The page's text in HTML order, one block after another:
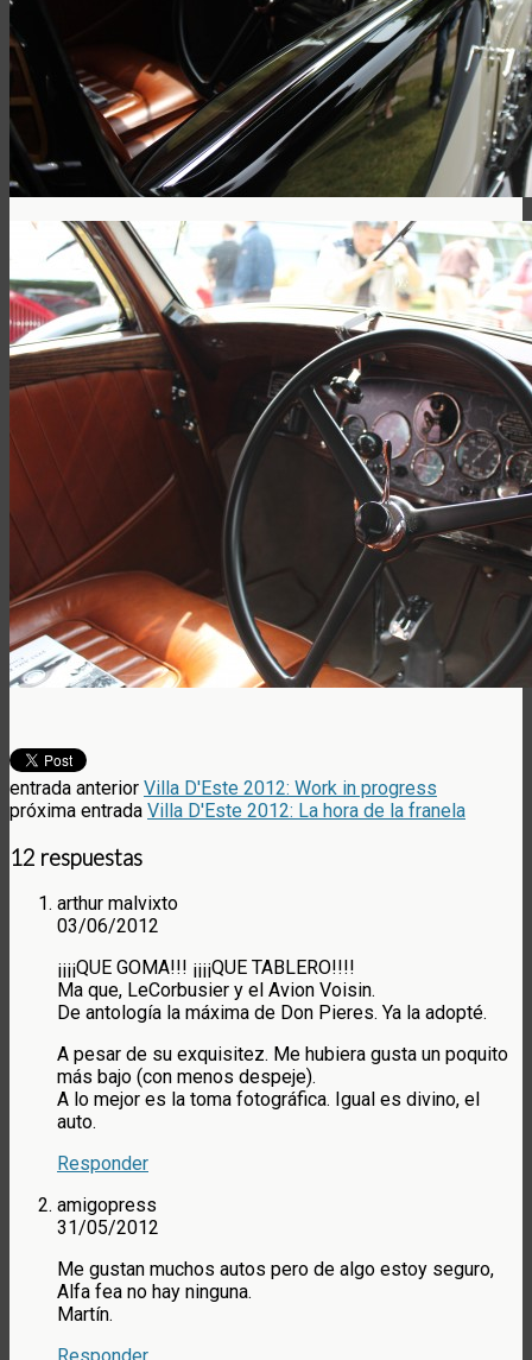
entrada anterior Villa D'Este 2012: Work in progress
próxima entrada Villa D'Este 2012: La hora de la franela
12 respuestas
arthur malvixto
03/06/2012
¡¡¡¡QUE GOMA!!! ¡¡¡¡QUE TABLERO!!!!
Ma que, LeCorbusier y el Avion Voisin.
De antología la máxima de Don Pieres. Ya la adopté.
A pesar de su exquisitez. Me hubiera gusta un poquito
más bajo (con menos despeje).
A lo mejor es la toma fotográfica. Igual es divino, el
auto.
Responder
amigopress
31/05/2012
Me gustan muchos autos pero de algo estoy seguro,
Alfa fea no hay ninguna.
Martín.